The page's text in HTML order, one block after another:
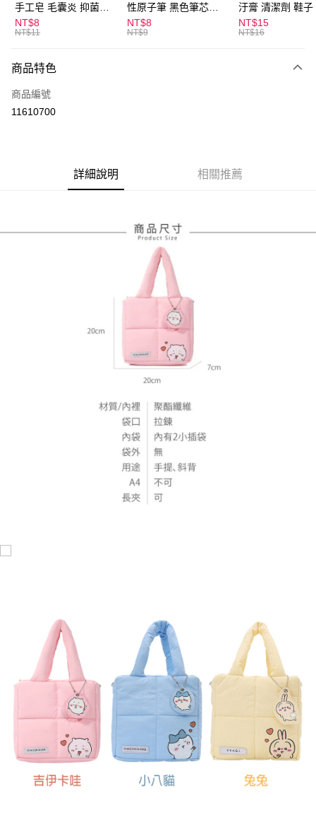
ATM付款
全家取貨付款
每筆NT$60，滿NT$599(含以上)免運費
付款後全家取貨
每筆NT$60，滿NT$599(含以上)免運費
每筆NT$60，滿NT$599(含以上)免運費
每筆NT$120，滿NT$1,999(含以上)免運費
手工皂 毛囊炎 抑菌除
蟎 清潔護膚 去油去痘
寵物皮膚病 狗狗貓咪
NT$8
NT$11
性原子筆 黑色筆芯
S304
NT$8
NT$9
汙膏 清潔劑 鞋子
漬 白皮鞋 鞋油
NT$15
NT$16
商品特色
商品編號
11610700
詳細說明 相關推薦